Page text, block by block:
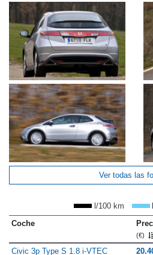
Ver todas las
l/100 km
Coche
(€)
Civic 3p Type S 1.8 i-VTEC